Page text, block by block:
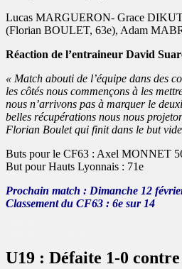
Lucas MARGUERON- Grace
(Florian BOULET, 63e), Adam
Réaction de l’entraineur David
« Match abouti de l’équipe dans des
les côtés nous commençons à les
nous n’arrivons pas à marquer le
belles récupérations nous nous
Florian Boulet qui finit dans le but
Buts pour le CF63 : Axel MONNET
But pour Hauts Lyonnais : 71e
Prochain match : Dimanche 12
Classement du CF63 : 6e sur 14
U19 : Défaite 1-0